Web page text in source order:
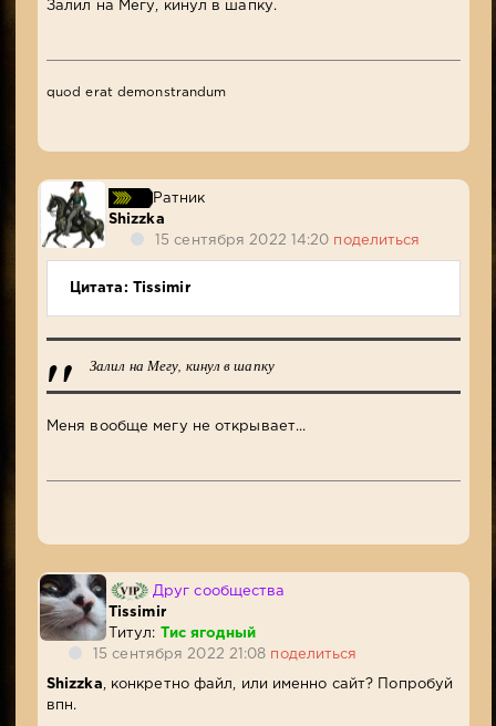
Залил на Мегу, кинул в шапку.
quod erat demonstrandum
Ратник
Shizzka
15 сентября 2022 14:20 поделиться
Цитата: Tissimir
Залил на Мегу, кинул в шапку
Меня вообще мегу не открывает...
Друг сообщества
Tissimir
Титул:
Тис ягодный
15 сентября 2022 21:08 поделиться
Shizzka , конкретно файл, или именно сайт? Попробуй
впн.